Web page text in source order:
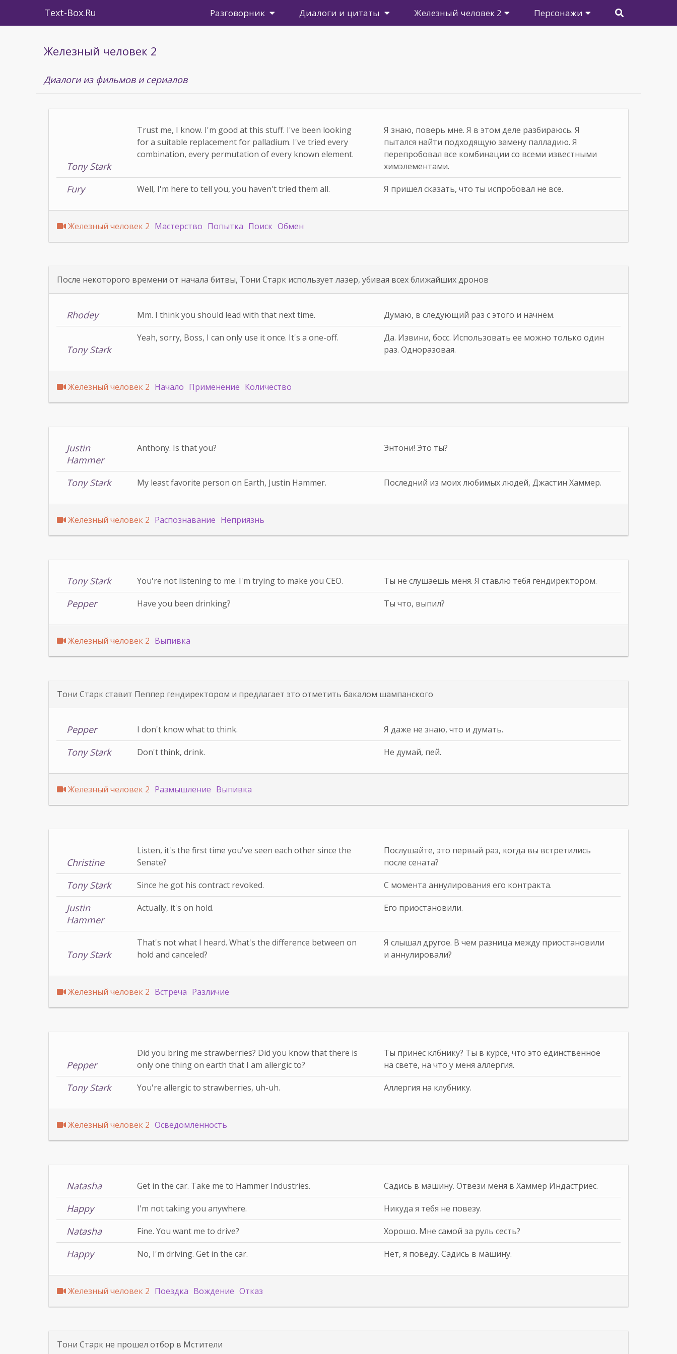
Text-Box.Ru Разговорник Диалоги и цитаты Железный человек 2 Персонажи
Железный человек 2
Диалоги из фильмов и сериалов
Tony Stark
Trust me, I know. I'm good at this stuff. I've been looking
for a suitable replacement for palladium. I've tried every
combination, every permutation of every known element.
Я знаю, поверь мне. Я в этом деле разбираюсь. Я
пытался найти подходящую замену палладию. Я
перепробовал все комбинации со всеми известными
химэлементами.
Fury Well, I'm here to tell you, you haven't tried them all. Я пришел сказать, что ты испробовал не все.
Железный человек 2 Мастерство Попытка Поиск Обмен
После некоторого времени от начала битвы, Тони Старк использует лазер, убивая всех ближайших дронов
Rhodey Mm. I think you should lead with that next time. Думаю, в следующий раз с этого и начнем.
Tony Stark
Yeah, sorry, Boss, I can only use it once. It's a one-off.
Да. Извини, босс. Использовать ее можно только один
раз. Одноразовая.
Железный человек 2 Начало Применение Количество
Justin
Hammer
Anthony. Is that you? Энтони! Это ты?
Tony Stark My least favorite person on Earth, Justin Hammer. Последний из моих любимых людей, Джастин Хаммер.
Железный человек 2 Распознавание Неприязнь
Tony Stark You're not listening to me. I'm trying to make you CEO. Ты не слушаешь меня. Я ставлю тебя гендиректором.
Pepper Have you been drinking? Ты что, выпил?
Железный человек 2 Выпивка
Тони Старк ставит Пеппер гендиректором и предлагает это отметить бакалом шампанского
Pepper I don't know what to think. Я даже не знаю, что и думать.
Tony Stark Don't think, drink. Не думай, пей.
Железный человек 2 Размышление Выпивка
Christine
Listen, it's the first time you've seen each other since the
Senate?
Послушайте, это первый раз, когда вы встретились
после сената?
Tony Stark Since he got his contract revoked. С момента аннулирования его контракта.
Justin
Hammer
Actually, it's on hold. Его приостановили.
Tony Stark
That's not what I heard. What's the difference between on
hold and canceled?
Я слышал другое. В чем разница между приостановили
и аннулировали?
Железный человек 2 Встреча Различие
Pepper
Did you bring me strawberries? Did you know that there is
only one thing on earth that I am allergic to?
Ты принес клбнику? Ты в курсе, что это единственное
на свете, на что у меня аллергия.
Tony Stark You're allergic to strawberries, uh-uh. Аллергия на клубнику.
Железный человек 2 Осведомленность
Natasha Get in the car. Take me to Hammer Industries. Садись в машину. Отвези меня в Хаммер Индастриес.
Happy I'm not taking you anywhere. Никуда я тебя не повезу.
Natasha Fine. You want me to drive? Хорошо. Мне самой за руль сесть?
Happy No, I'm driving. Get in the car. Нет, я поведу. Садись в машину.
Железный человек 2 Поездка Вождение Отказ
Тони Старк не прошел отбор в Мстители